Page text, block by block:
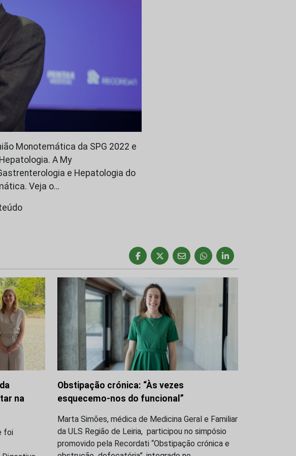
Monotemática da SPG 2022 e
A My
e Hepatologia do
Veja o…
na
foi
Obstipação crónica: “Às vezes
esquecemo-nos do funcional”
Marta Simões, médica de Medicina Geral e Familiar
da ULS Região de Leiria, participou no simpósio
promovido pela Recordati “Obstipação crónica e